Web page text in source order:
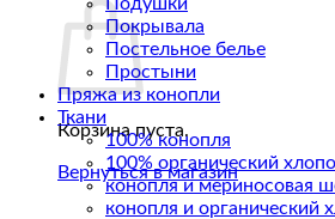
Корзина пуста.
Вернуться в магазин
Покрывала
Постельное белье
Простыни
Пряжа из конопли
Ткани
100% конопля
100% органический
конопля и мериносовая
конопля и органический